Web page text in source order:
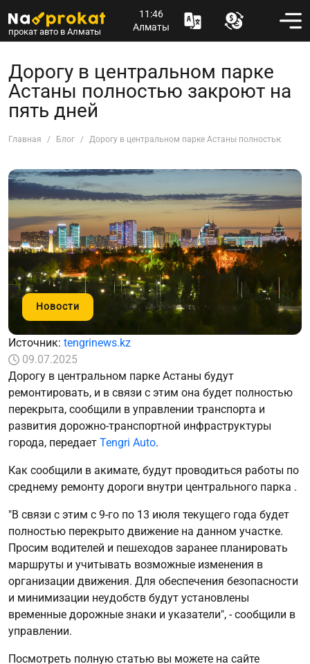
прокат авто в Алматы
11:46
Алматы
Дорогу в центральном парке
Астаны полностью закроют на
пять дней
Главная Блог Дорогу в центральном парке Астаны полностью
Новости
Источник: tengrinews.kz
09.07.2025
Дорогу в центральном парке Астаны будут
ремонтировать, и в связи с этим она будет полностью
перекрыта, сообщили в управлении транспорта и
развития дорожно-транспортной инфраструктуры
города, передает Tengri Auto.
Как сообщили в акимате, будут проводиться работы по
среднему ремонту дороги внутри центрального парка .
"В связи с этим с 9-го по 13 июля текущего года будет
полностью перекрыто движение на данном участке.
Просим водителей и пешеходов заранее планировать
маршруты и учитывать возможные изменения в
организации движения. Для обеспечения безопасности
и минимизации неудобств будут установлены
временные дорожные знаки и указатели", - сообщили в
управлении.
Посмотреть полную статью вы можете на сайте